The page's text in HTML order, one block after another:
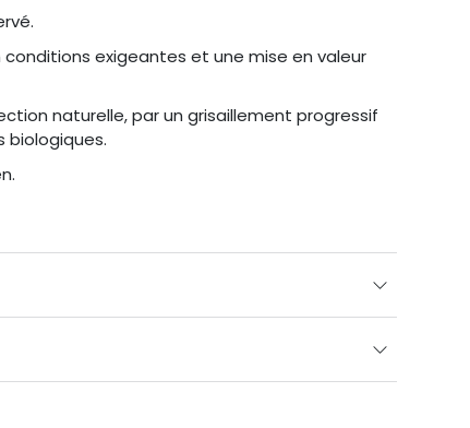
exigeantes et une mise en valeur
naturelle, par un grisaillement progressif
biologiques.